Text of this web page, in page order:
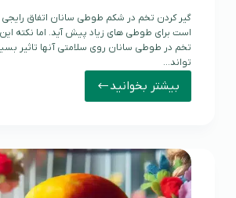
گیر کردن تخم در شکم طوطی سانان اتفاق
است برای طوطی های زیاد پیش آید. اما نکته
تخم در طوطی سانان روی سلامتی آنها تاثیر
تواند…
بیشتر بخوانید
5
کردن
تخم
در